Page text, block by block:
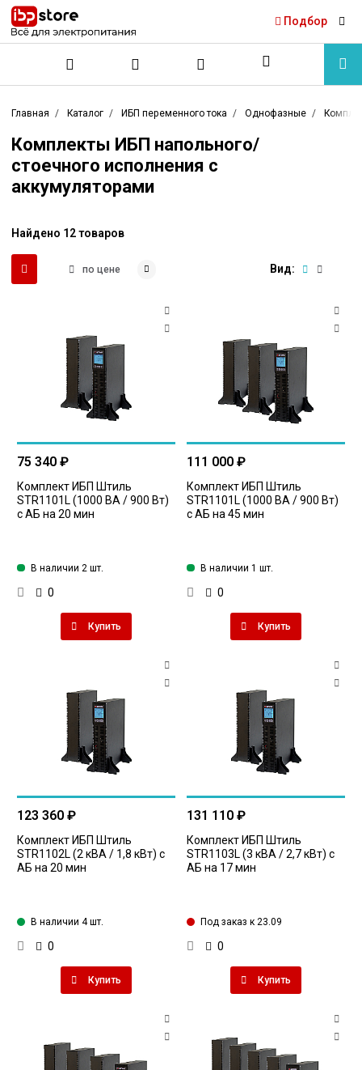
Подбор
Главная Каталог ИБП переменного тока Однофазные
Комплекты ИБП напольного/
стоечного исполнения с
аккумуляторами
Найдено 12 товаров
по цене Вид:
75 340 ₽
Комплект ИБП Штиль
STR1101L (1000 ВА / 900 Вт)
с АБ на 20 мин
В наличии 2 шт.
0
Купить
111 000 ₽
Комплект ИБП Штиль
STR1101L (1000 ВА / 900 Вт)
с АБ на 45 мин
В наличии 1 шт.
0
Купить
123 360 ₽
Комплект ИБП Штиль
STR1102L (2 кВА / 1,8 кВт) с
АБ на 20 мин
В наличии 4 шт.
0
Купить
131 110 ₽
Комплект ИБП Штиль
STR1103L (3 кВА / 2,7 кВт) с
АБ на 17 мин
Под заказ к 23.09
0
Купить